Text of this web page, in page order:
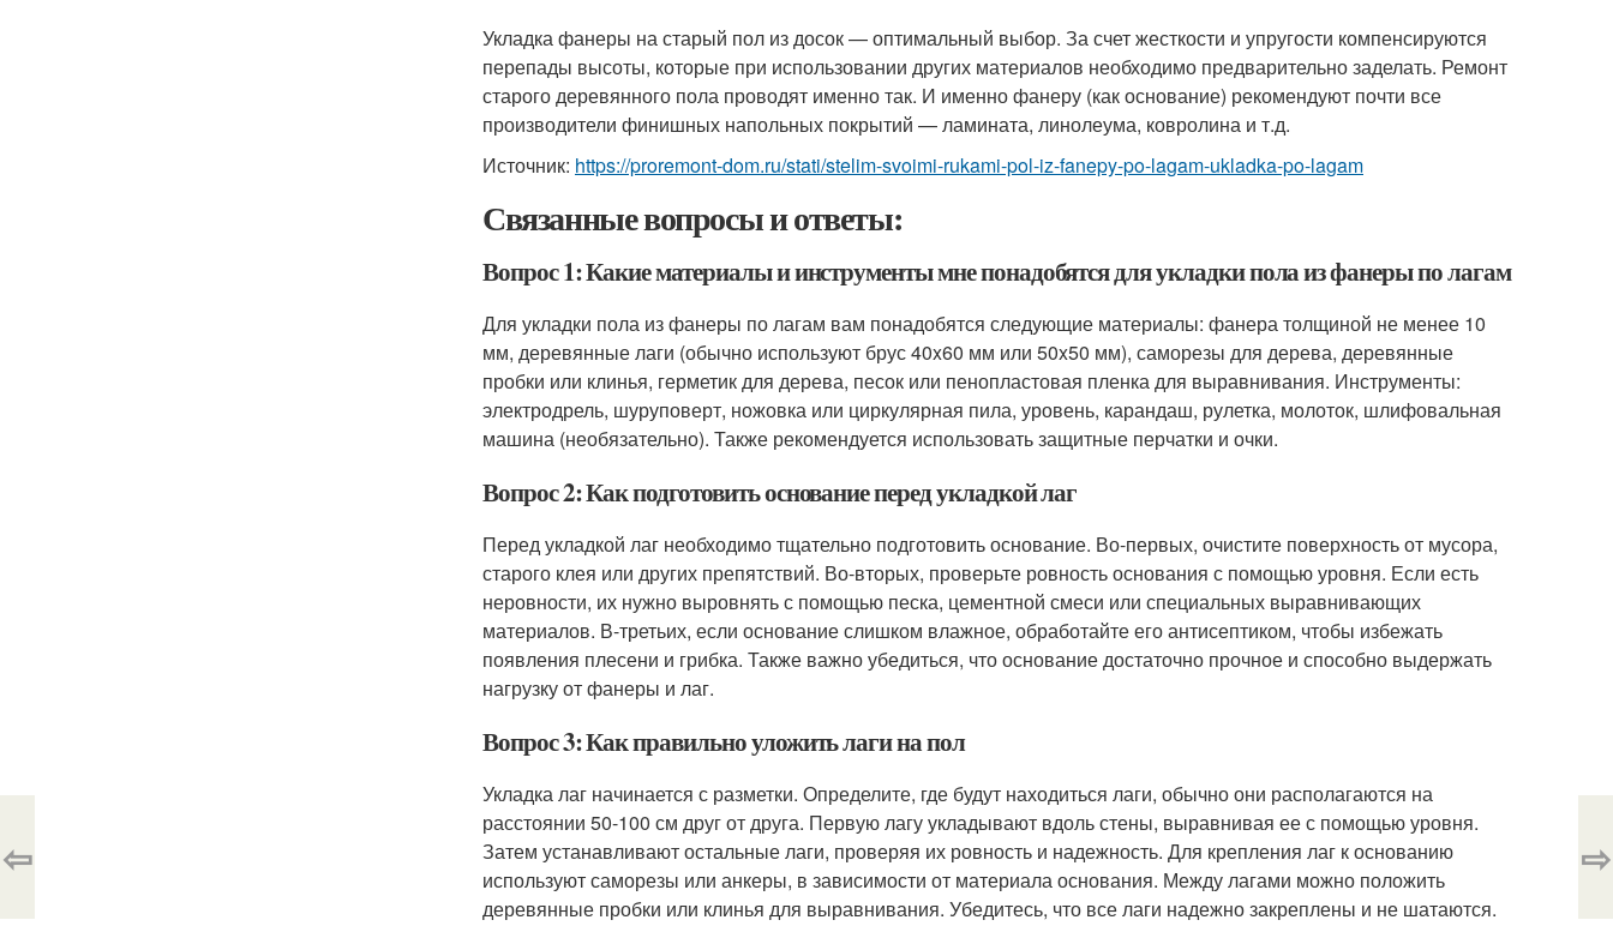
Укладка фанеры на старый пол из досок — оптимальный выбор. За счет жесткости и упругости компенсируются
перепады высоты, которые при использовании других материалов необходимо предварительно заделать. Ремонт
старого деревянного пола проводят именно так. И именно фанеру (как основание) рекомендуют почти все
производители финишных напольных покрытий — ламината, линолеума, ковролина и т.д.
Источник: https://proremont-dom.ru/stati/stelim-svoimi-rukami-pol-iz-fanepy-po-lagam-ukladka-po-lagam
Связанные вопросы и ответы:
Вопрос 1: Какие материалы и инструменты мне понадобятся для укладки пола из фанеры по лагам
Для укладки пола из фанеры по лагам вам понадобятся следующие материалы: фанера толщиной не менее 10
мм, деревянные лаги (обычно используют брус 40x60 мм или 50x50 мм), саморезы для дерева, деревянные
пробки или клинья, герметик для дерева, песок или пенопластовая пленка для выравнивания. Инструменты:
электродрель, шуруповерт, ножовка или циркулярная пила, уровень, карандаш, рулетка, молоток, шлифовальная
машина (необязательно). Также рекомендуется использовать защитные перчатки и очки.
Вопрос 2: Как подготовить основание перед укладкой лаг
Перед укладкой лаг необходимо тщательно подготовить основание. Во-первых, очистите поверхность от мусора,
старого клея или других препятствий. Во-вторых, проверьте ровность основания с помощью уровня. Если есть
неровности, их нужно выровнять с помощью песка, цементной смеси или специальных выравнивающих
материалов. В-третьих, если основание слишком влажное, обработайте его антисептиком, чтобы избежать
появления плесени и грибка. Также важно убедиться, что основание достаточно прочное и способно выдержать
нагрузку от фанеры и лаг.
Вопрос 3: Как правильно уложить лаги на пол
Укладка лаг начинается с разметки. Определите, где будут находиться лаги, обычно они располагаются на
расстоянии 50-100 см друг от друга. Первую лагу укладывают вдоль стены, выравнивая ее с помощью уровня.
Затем устанавливают остальные лаги, проверяя их ровность и надежность. Для крепления лаг к основанию
используют саморезы или анкеры, в зависимости от материала основания. Между лагами можно положить
деревянные пробки или клинья для выравнивания. Убедитесь, что все лаги надежно закреплены и не шатаются.
⇦ ⇨